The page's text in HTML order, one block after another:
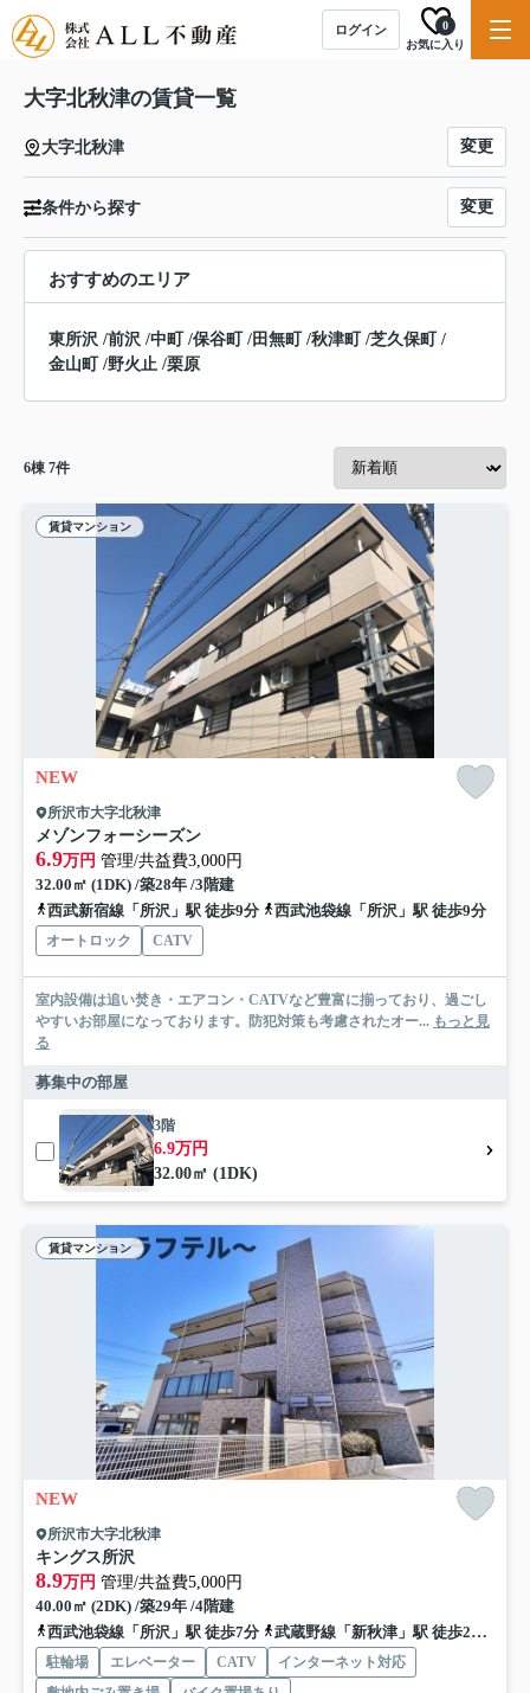
ログイン
お気に入り
0
大字北秋津の賃貸一覧
大字北秋津 変更
条件から探す 変更
おすすめのエリア
東所沢 /前沢 /中町 /保谷町 /田無町 /秋津町 /芝久保町
/
金山町
/野火止 /栗原
6棟 7件
賃貸マンション
NEW
所沢市大字北秋津
メゾンフォーシーズン
6.9万円 管理/共益費3,000円
32.00㎡ (1DK) /築28年 /3階建
西武新宿線「所沢」駅 徒歩9分
西武池袋線「所沢」駅 徒歩9分
オートロック CATV
室内設備は追い焚き・エアコン・CATVなど豊富に揃っており、過ごし
やすいお部屋になっております。防犯対策も考慮されたオー... もっと見
る
募集中の部屋
3階
6.9万円
32.00㎡ (1DK)
賃貸マンション
NEW
所沢市大字北秋津
キングス所沢
8.9万円 管理/共益費5,000円
40.00㎡ (2DK) /築29年 /4階建
西武池袋線「所沢」駅 徒歩7分
武蔵野線「新秋津」駅 徒歩27分
駐輪場 エレベーター CATV
インターネット対応